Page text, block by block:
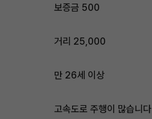
보증금 500
거리 25,000
만 26세 이상
고속도로 주행이 많습니다